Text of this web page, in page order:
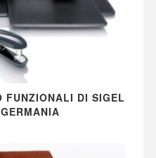
FUNZIONALI DI SIGEL